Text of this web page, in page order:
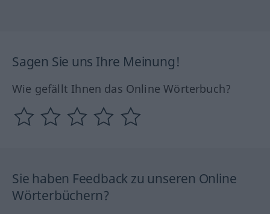
Sagen Sie uns Ihre Meinung!
Wie gefällt Ihnen das Online Wörterbuch?
Sie haben Feedback zu unseren Online
Wörterbüchern?